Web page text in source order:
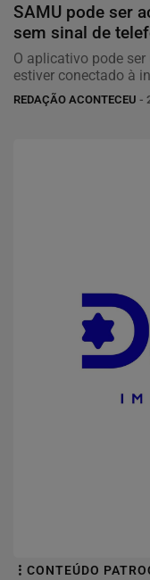
SAMU pode ser
sem sinal de
O aplicativo pode
estiver conectado à
REDAÇÃO ACONTECEU -
CONTEÚDO